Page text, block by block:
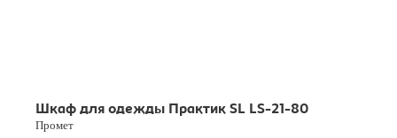
Шкаф для одежды Практик SL LS-21-80
Промет